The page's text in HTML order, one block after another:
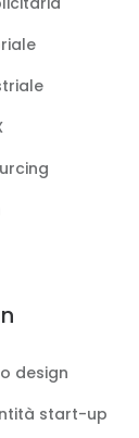
design
start-up